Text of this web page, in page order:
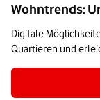
Wohntrends:
Digitale
Quartieren und